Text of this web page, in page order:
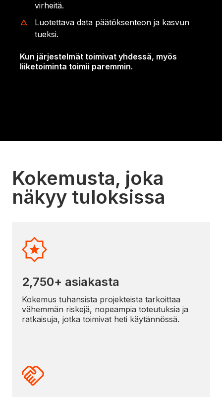
virheitä.
Luotettava data päätöksenteon ja kasvun
tueksi.
Kun järjestelmät toimivat yhdessä, myös
liiketoiminta toimii paremmin.
Kokemusta, joka
näkyy tuloksissa
2,750+ asiakasta
Kokemus tuhansista projekteista tarkoittaa
vähemmän riskejä, nopeampia toteutuksia ja
ratkaisuja, jotka toimivat heti käytännössä.